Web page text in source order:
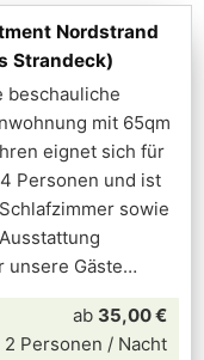
Nordstrand
Strandeck)
beschauliche
mit 65qm
eignet sich für
Personen und ist
sowie
unsere Gäste
ab 35,00 €
2 Personen / Nacht